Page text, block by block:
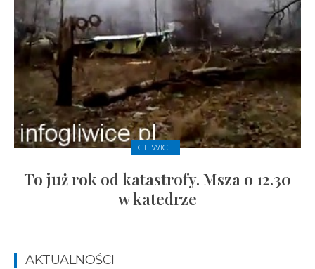
GLIWICE
To już rok od katastrofy. Msza o 12.30
w katedrze
AKTUALNOŚCI